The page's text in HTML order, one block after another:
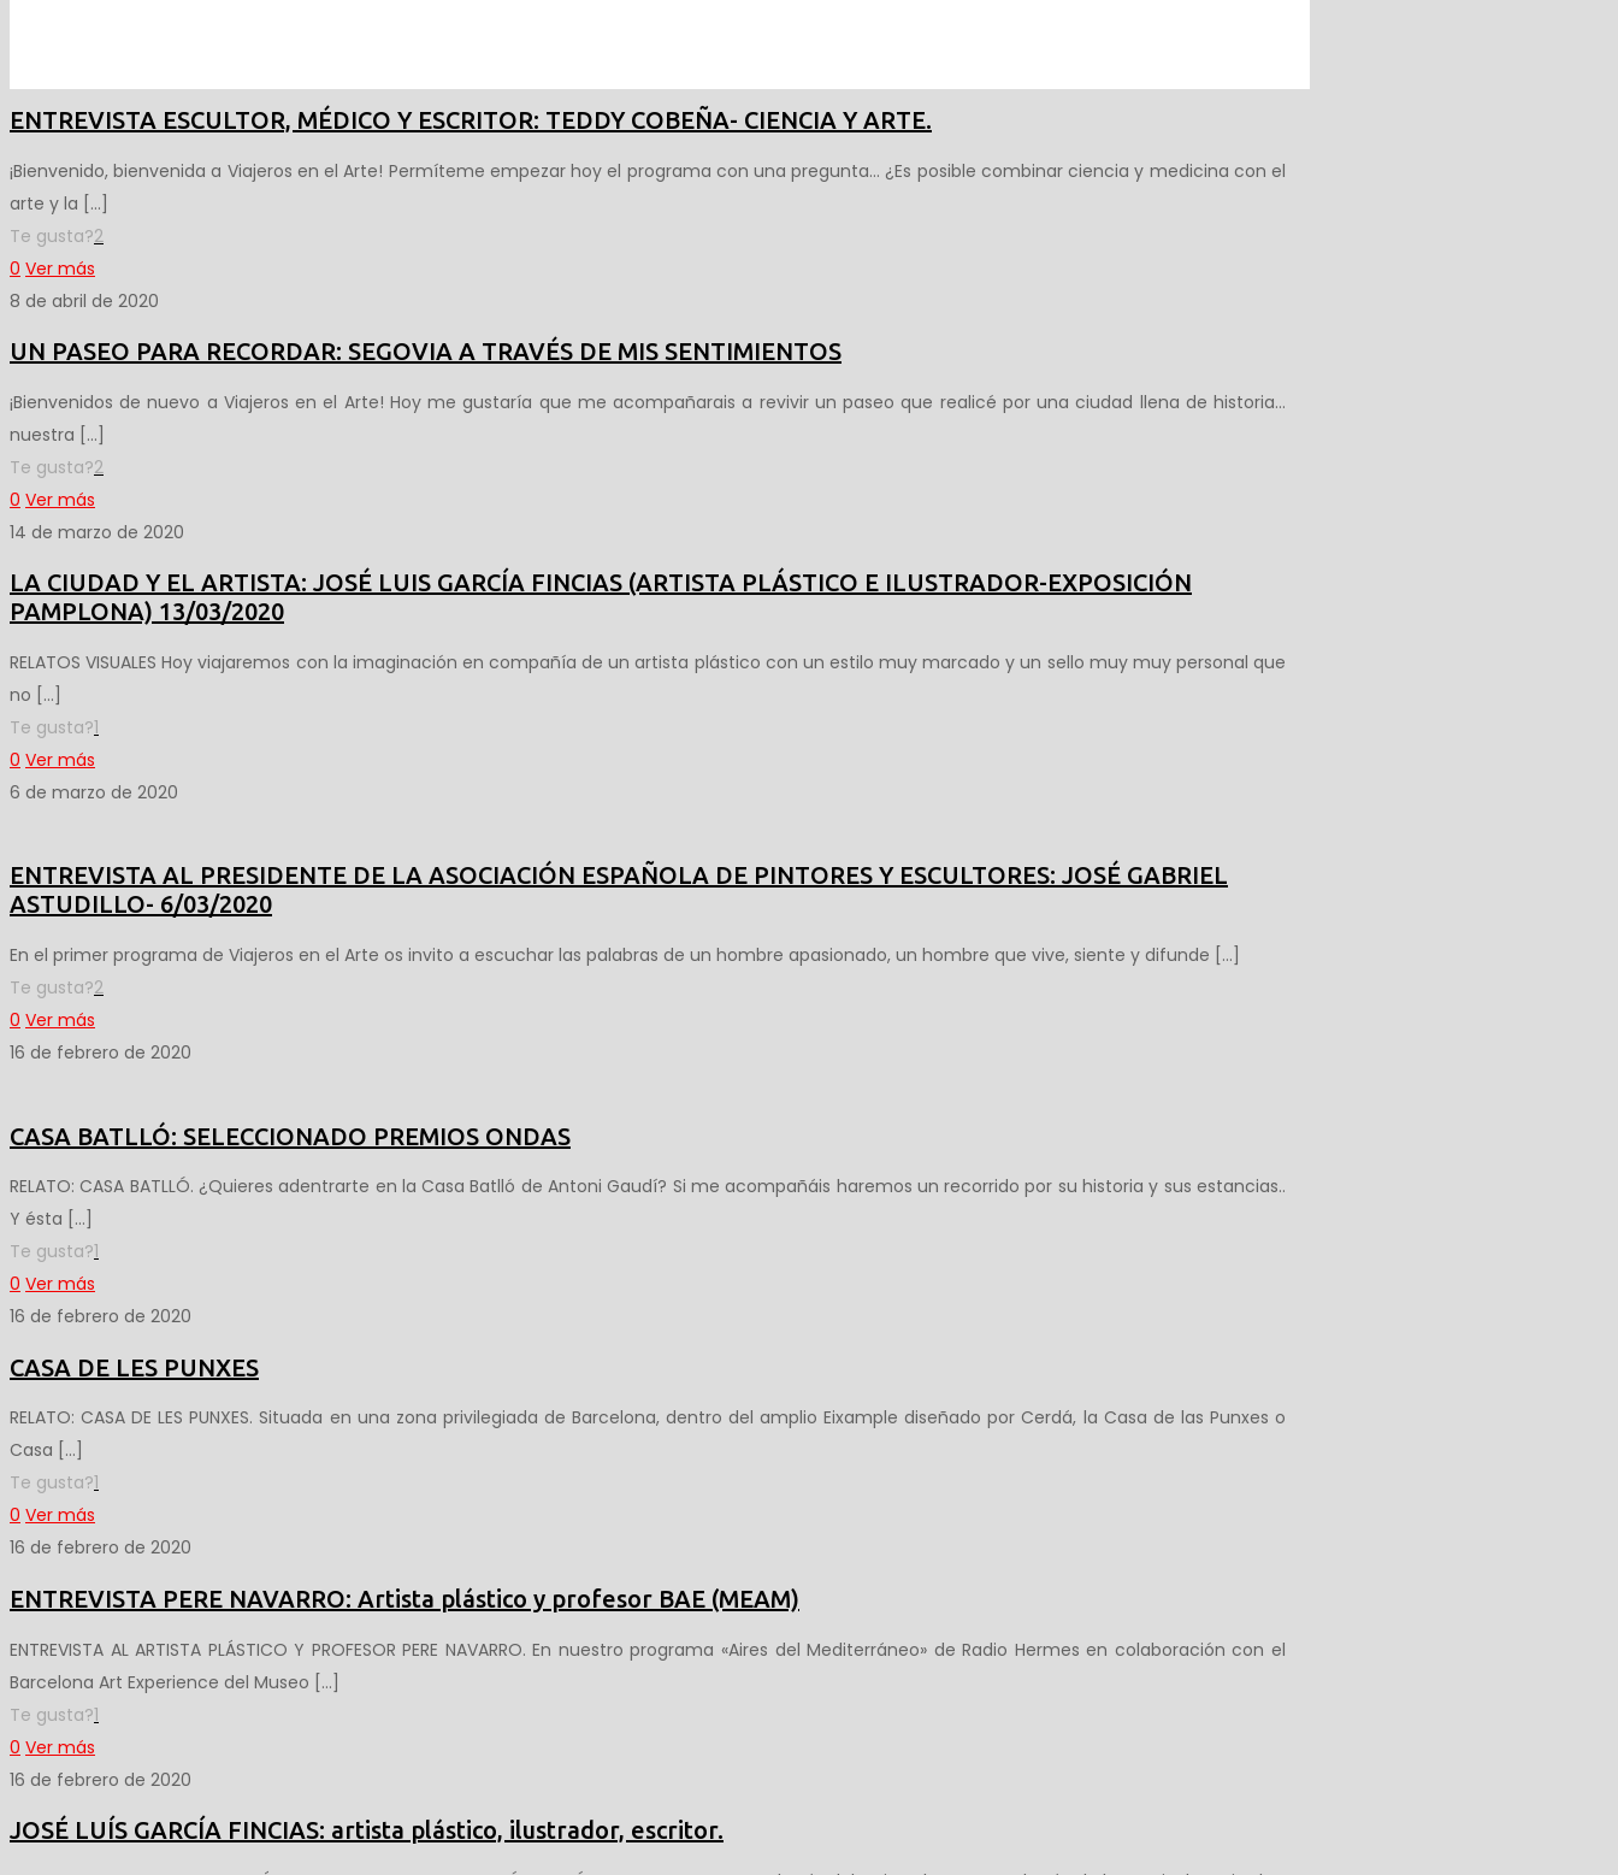
ENTREVISTA ESCULTOR, MÉDICO Y ESCRITOR: TEDDY COBEÑA- CIENCIA Y ARTE.
¡Bienvenido, bienvenida a Viajeros en el Arte! Permíteme empezar hoy el programa con una pregunta… ¿Es posible combinar ciencia y medicina con el
arte y la […]
Te gusta?2
0 Ver más
8 de abril de 2020
UN PASEO PARA RECORDAR: SEGOVIA A TRAVÉS DE MIS SENTIMIENTOS
¡Bienvenidos de nuevo a Viajeros en el Arte! Hoy me gustaría que me acompañarais a revivir un paseo que realicé por una ciudad llena de historia…
nuestra […]
Te gusta?2
0 Ver más
14 de marzo de 2020
LA CIUDAD Y EL ARTISTA: JOSÉ LUIS GARCÍA FINCIAS (ARTISTA PLÁSTICO E ILUSTRADOR-EXPOSICIÓN
PAMPLONA) 13/03/2020
RELATOS VISUALES Hoy viajaremos con la imaginación en compañía de un artista plástico con un estilo muy marcado y un sello muy muy personal que
no […]
Te gusta?1
0 Ver más
6 de marzo de 2020
ENTREVISTA AL PRESIDENTE DE LA ASOCIACIÓN ESPAÑOLA DE PINTORES Y ESCULTORES: JOSÉ GABRIEL
ASTUDILLO- 6/03/2020
En el primer programa de Viajeros en el Arte os invito a escuchar las palabras de un hombre apasionado, un hombre que vive, siente y difunde […]
Te gusta?2
0 Ver más
16 de febrero de 2020
CASA BATLLÓ: SELECCIONADO PREMIOS ONDAS
RELATO: CASA BATLLÓ. ¿Quieres adentrarte en la Casa Batlló de Antoni Gaudí? Si me acompañáis haremos un recorrido por su historia y sus estancias..
Y ésta […]
Te gusta?1
0 Ver más
16 de febrero de 2020
CASA DE LES PUNXES
RELATO: CASA DE LES PUNXES. Situada en una zona privilegiada de Barcelona, dentro del amplio Eixample diseñado por Cerdá, la Casa de las Punxes o
Casa […]
Te gusta?1
0 Ver más
16 de febrero de 2020
ENTREVISTA PERE NAVARRO: Artista plástico y profesor BAE (MEAM)
ENTREVISTA AL ARTISTA PLÁSTICO Y PROFESOR PERE NAVARRO. En nuestro programa «Aires del Mediterráneo» de Radio Hermes en colaboración con el
Barcelona Art Experience del Museo […]
Te gusta?1
0 Ver más
16 de febrero de 2020
JOSÉ LUÍS GARCÍA FINCIAS: artista plástico, ilustrador, escritor.